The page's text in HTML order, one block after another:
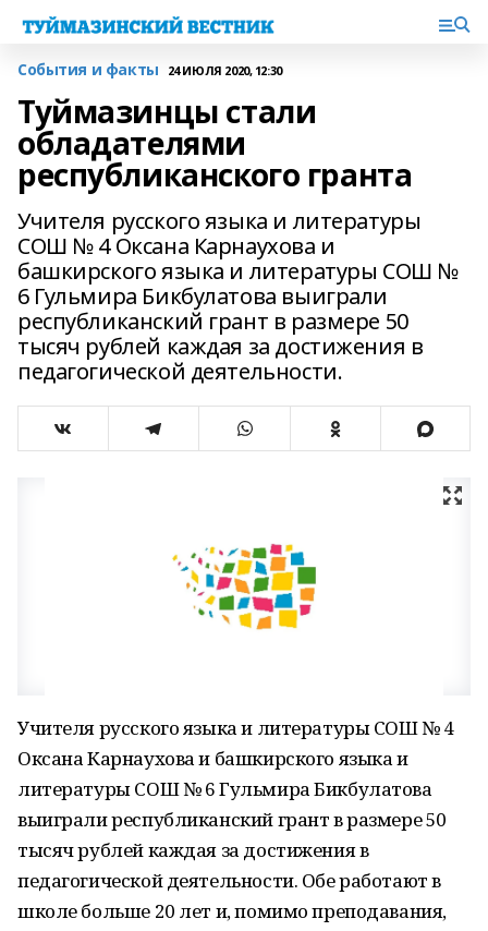
События и факты 24 ИЮЛЯ 2020, 12:30
Туймазинцы стали
обладателями
республиканского гранта
Учителя русского языка и литературы
СОШ № 4 Оксана Карнаухова и
башкирского языка и литературы СОШ №
6 Гульмира Бикбулатова выиграли
республиканский грант в размере 50
тысяч рублей каждая за достижения в
педагогической деятельности.
Учителя русского языка и литературы СОШ № 4
Оксана Карнаухова и башкирского языка и
литературы СОШ № 6 Гульмира Бикбулатова
выиграли республиканский грант в размере 50
тысяч рублей каждая за достижения в
педагогической деятельности. Обе работают в
школе больше 20 лет и, помимо преподавания,